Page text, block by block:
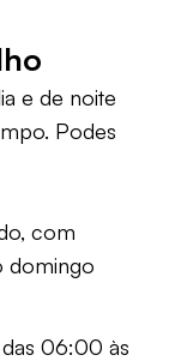
e de noite
Podes
com
domingo
06:00 às